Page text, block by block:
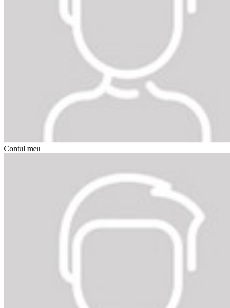
Contul meu